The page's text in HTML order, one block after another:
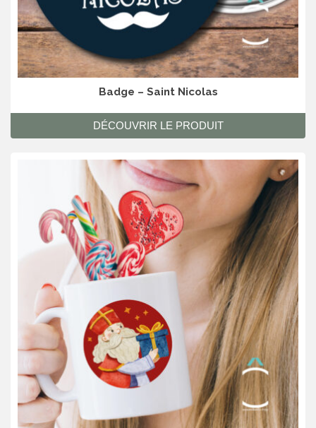
Badge – Saint Nicolas
DÉCOUVRIR LE PRODUIT